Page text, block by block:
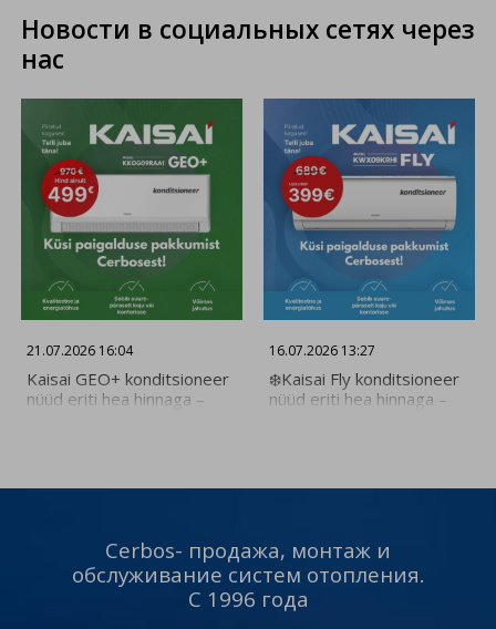
Новости в социальных сетях через
нас
21.07.2026 16:04
Kaisai GEO+ konditsioneer
nüüd eriti hea hinnaga –
t=install Vaata toodet 👇
https://www.cerbos.ee/et/tootevalik/konditsioneerid-
271-c…
16.07.2026 13:27
❄️Kaisai Fly konditsioneer
nüüd eriti hea hinnaga –
https://www.cerbos.ee/
…/konditsioneer-kaisai-fly-
09-26-09-3…
Cerbos- продажа, монтаж и
обслуживание систем отопления.
С 1996 года
Я соглашаюсь и сохраняю